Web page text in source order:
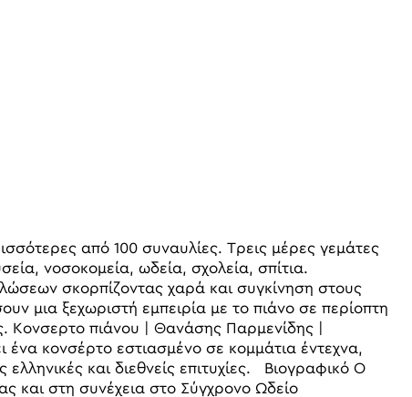
από 100 συναυλίες. Τρεις μέρες γεμάτες
νοσοκομεία, ωδεία, σχολεία, σπίτια.
σκορπίζοντας χαρά και συγκίνηση στους
μια ξεχωριστή εμπειρία με το πιάνο σε περίοπτη
Κονσερτο πιάνου | Θανάσης Παρμενίδης |
ένα κονσέρτο εστιασμένο σε κομμάτια έντεχνα,
και διεθνείς επιτυχίες. Βιογραφικό Ο
και στη συνέχεια στο Σύγχρονο Ωδείο